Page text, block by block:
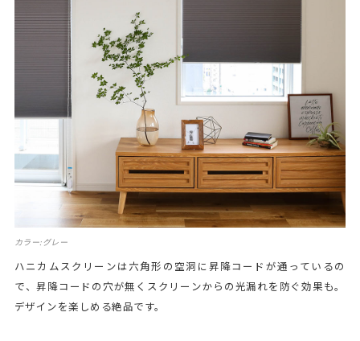
カラー:グレー
ハニカムスクリーンは六角形の空洞に昇降コードが通っているの
で、昇降コードの穴が無くスクリーンからの光漏れを防ぐ効果も。
デザインを楽しめる絶品です。